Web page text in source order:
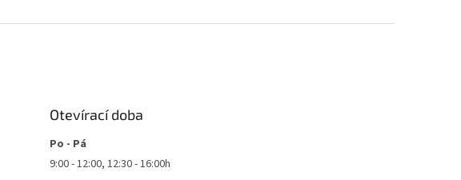
Otevírací doba
Po - Pá
9:00 - 12:00, 12:30 - 16:00h